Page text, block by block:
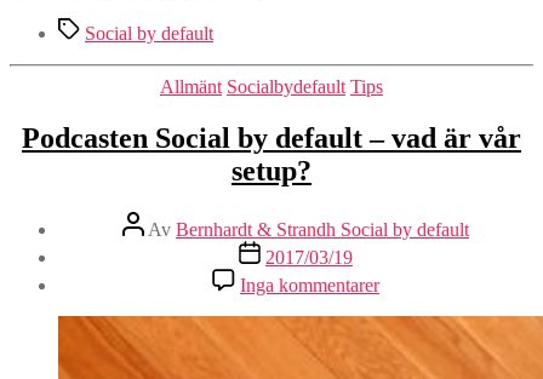
Etiketter
Social by default
Kategorier
Allmänt Socialbydefault Tips
Podcasten Social by default – vad är vår
setup?
Inläggsförfattare
Av Bernhardt & Strandh Social by default
Inläggsdatum
2017/03/19
Inga kommentarertill
Podcasten
Social
by
default